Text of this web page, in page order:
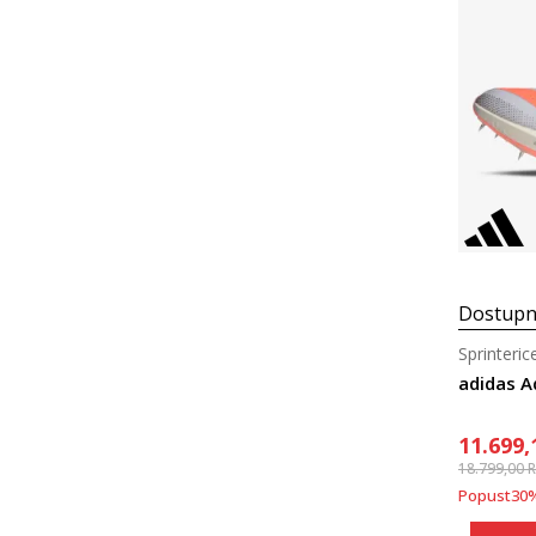
adidas
18.799,00
Popust30